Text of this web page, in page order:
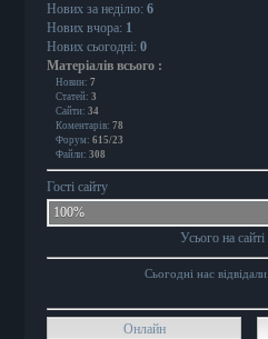
Нових за неділю:6
Нових вчора: 1
Нових сьогодні:0
Матеріалів всього :
Новин:7
Статей:3
Сайти:34
Коментарів:78
Форум:615/23
Файли:308
Гості сайту
100%
Усього на сайті
Сьогодні нас відвідали
Онлайн